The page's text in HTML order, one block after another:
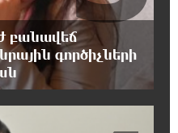
է մեր աչքերի առաջ․
է․ Ավետիք
բանավեճ
գործիչների